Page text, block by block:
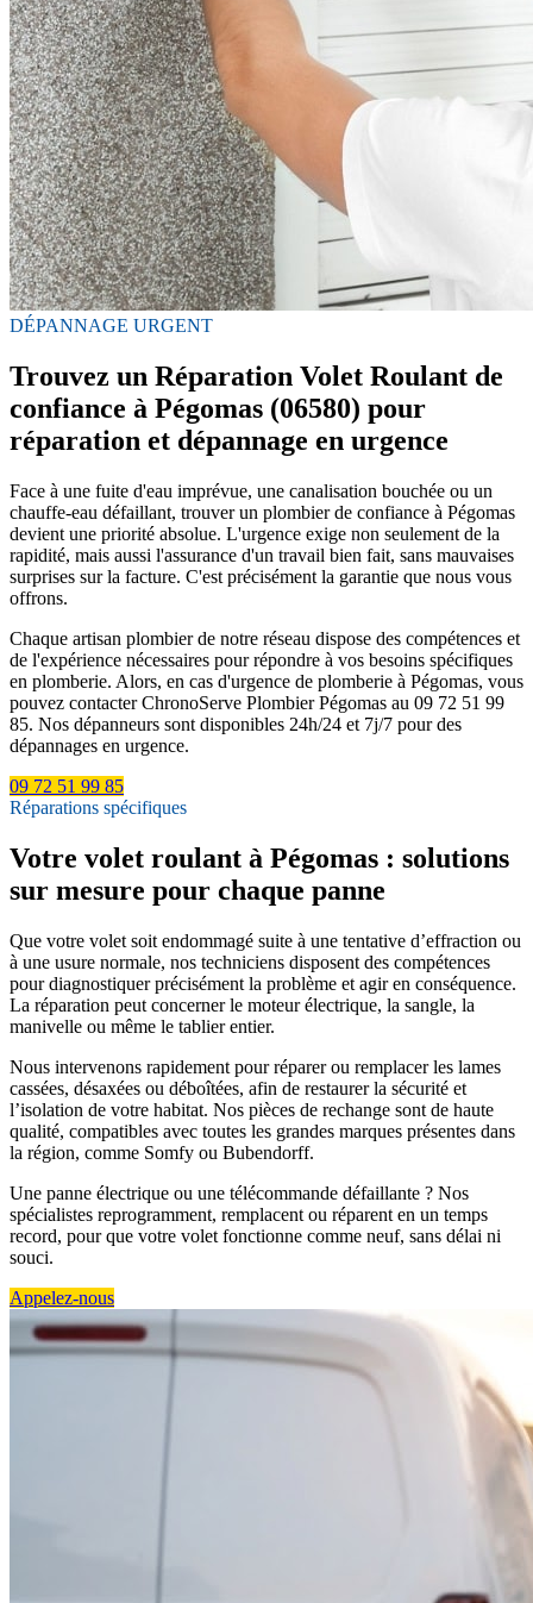
DÉPANNAGE URGENT
Trouvez un Réparation Volet Roulant de
confiance à Pégomas (06580) pour
réparation et dépannage en urgence
Face à une fuite d'eau imprévue, une canalisation bouchée ou un
chauffe-eau défaillant, trouver un plombier de confiance à Pégomas
devient une priorité absolue. L'urgence exige non seulement de la
rapidité, mais aussi l'assurance d'un travail bien fait, sans mauvaises
surprises sur la facture. C'est précisément la garantie que nous vous
offrons.
Chaque artisan plombier de notre réseau dispose des compétences et
de l'expérience nécessaires pour répondre à vos besoins spécifiques
en plomberie. Alors, en cas d'urgence de plomberie à Pégomas, vous
pouvez contacter ChronoServe Plombier Pégomas au 09 72 51 99
85. Nos dépanneurs sont disponibles 24h/24 et 7j/7 pour des
dépannages en urgence.
09 72 51 99 85
Réparations spécifiques
Votre volet roulant à Pégomas : solutions
sur mesure pour chaque panne
Que votre volet soit endommagé suite à une tentative d’effraction ou
à une usure normale, nos techniciens disposent des compétences
pour diagnostiquer précisément la problème et agir en conséquence.
La réparation peut concerner le moteur électrique, la sangle, la
manivelle ou même le tablier entier.
Nous intervenons rapidement pour réparer ou remplacer les lames
cassées, désaxées ou déboîtées, afin de restaurer la sécurité et
l’isolation de votre habitat. Nos pièces de rechange sont de haute
qualité, compatibles avec toutes les grandes marques présentes dans
la région, comme Somfy ou Bubendorff.
Une panne électrique ou une télécommande défaillante ? Nos
spécialistes reprogramment, remplacent ou réparent en un temps
record, pour que votre volet fonctionne comme neuf, sans délai ni
souci.
Appelez-nous